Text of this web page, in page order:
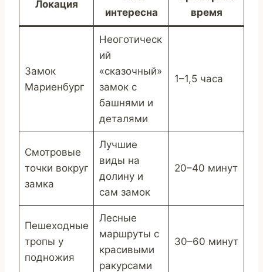
Локация
интересна
время
Замок
Мариенбург
Неоготическ
ий
«сказочный»
замок с
башнями и
деталями
1–1,5 часа
Смотровые
точки вокруг
замка
Лучшие
виды на
долину и
сам замок
20–40 минут
Пешеходные
тропы у
подножия
Лесные
маршруты с
красивыми
ракурсами
30–60 минут